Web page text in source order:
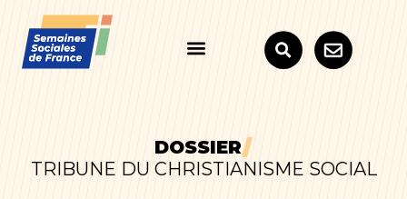
DOSSIER
TRIBUNE DU CHRISTIANISME SOCIAL